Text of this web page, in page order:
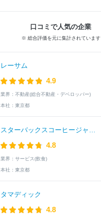
口コミで人気の企業
※ 総合評価を元に集計されています
レーサム
4.9
業界： 不動産(総合不動産・デベロッパー)
本社： 東京都
4.8
業界： サービス(飲食)
本社： 東京都
タマディック
4.8